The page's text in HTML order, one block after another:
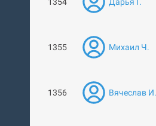
1355 Михаил Ч.
1356 Вячеслав И.